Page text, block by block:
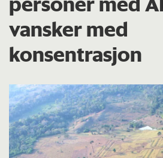
vansker med
konsentrasjon